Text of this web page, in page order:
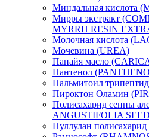
Миндальная кислота
Мирры экстракт
MYRRH RESIN
Молочная кислота
Мочевина (UREA)
Папайя масло
Пантенол
Пальмитоил
Пироктон Оламин
Полисахарид сенны
ANGUSTIFOLIA
Пуллулан